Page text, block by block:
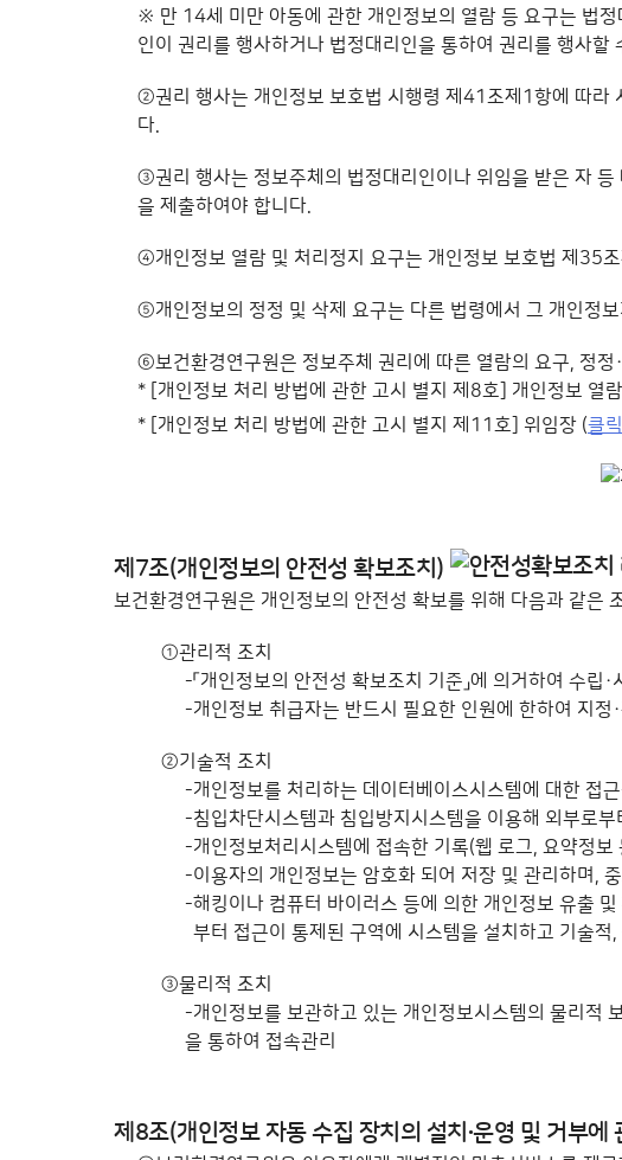
※ 만 14세 미만 아동에 관한 개인정보의 열람 등 요구는 법
인이 권리를 행사하거나 법정대리인을 통하여 권리를 행사할
②권리 행사는 개인정보 보호법 시행령 제41조제1항에 따라
다.
③권리 행사는 정보주체의 법정대리인이나 위임을 받은 자
을 제출하여야 합니다.
④개인정보 열람 및 처리정지 요구는 개인정보 보호법 제35
⑤개인정보의 정정 및 삭제 요구는 다른 법령에서 그 개인정
⑥보건환경연구원은 정보주체 권리에 따른 열람의 요구, 정
* [개인정보 처리 방법에 관한 고시 별지 제8호] 개인정보 열
* [개인정보 처리 방법에 관한 고시 별지 제11호] 위임장 (클릭
개인정보 열람청구 절차
개인정보파일목록 검색
열람청구
청구 주체 확인 및 개인정보 열람 범위 확인
개인정보 열람 제한사항 확인
열람결정 통지(허용/제한/연기) → 열람
열람결정 통지(거부)
개인정보 정정·삭제, 처리정지 청구 절차
개인정보파일목록 검색
청구 주체 확인 및 개인정보 정정·삭제, 처리정지 범위 확인
정정·삭제, 처리정지 제한사항 통지(거절, 타 법령 관련 사항
제7조(개인정보의 안전성 확보조치)
보건환경연구원은 개인정보의 안전성 확보를 위해 다음과 같은
①관리적 조치
-「개인정보의 안전성 확보조치 기준」에 의거하여 수
-개인정보 취급자는 반드시 필요한 인원에 한하여 지정
②기술적 조치
-개인정보를 처리하는 데이터베이스시스템에 대한 접
-침입차단시스템과 침입방지시스템을 이용해 외부로부
-개인정보처리시스템에 접속한 기록(웹 로그, 요약정보
-이용자의 개인정보는 암호화 되어 저장 및 관리하며,
-해킹이나 컴퓨터 바이러스 등에 의한 개인정보 유출
부터 접근이 통제된 구역에 시스템을 설치하고 기술적
③물리적 조치
-개인정보를 보관하고 있는 개인정보시스템의 물리적
을 통하여 접속관리
제8조(개인정보 자동 수집 장치의 설치∙운영 및 거부에